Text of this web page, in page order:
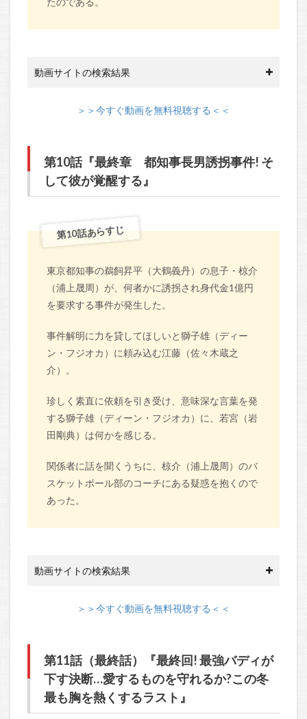
動画サイトの検索結果
＞＞今すぐ動画を無料視聴する＜＜
第10話『最終章 都知事長男誘拐事件! そ
して彼が覚醒する』
第10話あらすじ
東京都知事の鵜飼昇平（大鶴義丹）の息子・椋介
（浦上晟周）が、何者かに誘拐され身代金1億円
を要求する事件が発生した。
事件解明に力を貸してほしいと獅子雄（ディー
ン・フジオカ）に頼み込む江藤（佐々木蔵之
介）。
珍しく素直に依頼を引き受け、意味深な言葉を発
する獅子雄（ディーン・フジオカ）に、若宮（岩
田剛典）は何かを感じる。
関係者に話を聞くうちに、椋介（浦上晟周）のバ
スケットボール部のコーチにある疑惑を抱くので
あった。
動画サイトの検索結果
＞＞今すぐ動画を無料視聴する＜＜
第11話（最終話）『最終回! 最強バディが
下す決断…愛するものを守れるか?この冬
最も胸を熱くするラスト』